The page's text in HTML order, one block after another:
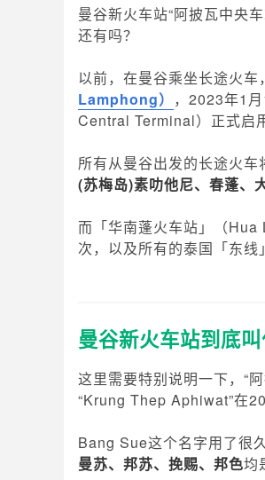
曼谷新火车站“阿披瓦中央
还有吗？
以前，在曼谷乘坐长途火
Lamphong） ，2023年1
Central Terminal）正式启
所有从曼谷出发的长途火
(苏梅岛)素叻他尼、春蓬、
而「华南蓬火车站」（
次，以及所有的泰国「东线
曼谷新火车站到底叫
这里需要特别说明一下，“
“Krung Thep Aphiwat”在
Bang Sue这个名字用了很
曼苏、邦苏、挽赐、邦色均